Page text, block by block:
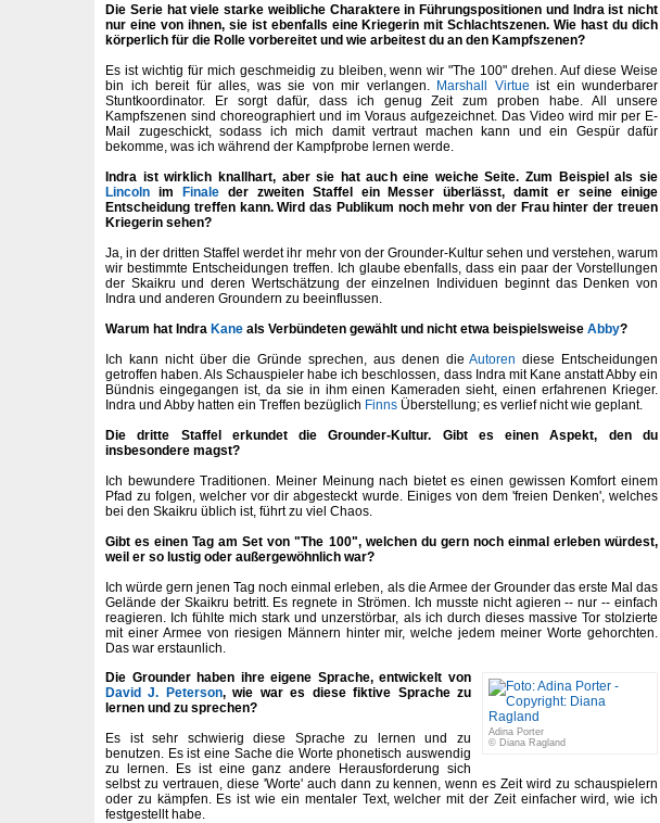
Die Serie hat viele starke weibliche Charaktere in Führungspositionen und Indra ist nicht
nur eine von ihnen, sie ist ebenfalls eine Kriegerin mit Schlachtszenen. Wie hast du dich
körperlich für die Rolle vorbereitet und wie arbeitest du an den Kampfszenen?
Es ist wichtig für mich geschmeidig zu bleiben, wenn wir "The 100" drehen. Auf diese Weise
bin ich bereit für alles, was sie von mir verlangen. Marshall Virtue ist ein wunderbarer
Stuntkoordinator. Er sorgt dafür, dass ich genug Zeit zum proben habe. All unsere
Kampfszenen sind choreographiert und im Voraus aufgezeichnet. Das Video wird mir per E-
Mail zugeschickt, sodass ich mich damit vertraut machen kann und ein Gespür dafür
bekomme, was ich während der Kampfprobe lernen werde.
Indra ist wirklich knallhart, aber sie hat auch eine weiche Seite. Zum Beispiel als sie
Lincoln im Finaleder zweiten Staffel ein Messer überlässt, damit er seine einige
Entscheidung treffen kann. Wird das Publikum noch mehr von der Frau hinter der treuen
Kriegerin sehen?
Ja, in der dritten Staffel werdet ihr mehr von der Grounder-Kultur sehen und verstehen, warum
wir bestimmte Entscheidungen treffen. Ich glaube ebenfalls, dass ein paar der Vorstellungen
der Skaikru und deren Wertschätzung der einzelnen Individuen beginnt das Denken von
Indra und anderen Groundern zu beeinflussen.
Warum hat Indra Kane als Verbündeten gewählt und nicht etwa beispielsweise Abby?
Ich kann nicht über die Gründe sprechen, aus denen dieAutoren diese Entscheidungen
getroffen haben. Als Schauspieler habe ich beschlossen, dass Indra mit Kane anstatt Abby ein
Bündnis eingegangen ist, da sie in ihm einen Kameraden sieht, einen erfahrenen Krieger.
Indra und Abby hatten ein Treffen bezüglich Finns Überstellung; es verlief nicht wie geplant.
Die dritte Staffel erkundet die Grounder-Kultur. Gibt es einen Aspekt, den du
insbesondere magst?
Ich bewundere Traditionen. Meiner Meinung nach bietet es einen gewissen Komfort einem
Pfad zu folgen, welcher vor dir abgesteckt wurde. Einiges von dem 'freien Denken', welches
bei den Skaikru üblich ist, führt zu viel Chaos.
Gibt es einen Tag am Set von "The 100", welchen du gern noch einmal erleben würdest,
weil er so lustig oder außergewöhnlich war?
Ich würde gern jenen Tag noch einmal erleben, als die Armee der Grounder das erste Mal das
Gelände der Skaikru betritt. Es regnete in Strömen. Ich musste nicht agieren -- nur -- einfach
reagieren. Ich fühlte mich stark und unzerstörbar, als ich durch dieses massive Tor stolzierte
mit einer Armee von riesigen Männern hinter mir, welche jedem meiner Worte gehorchten.
Das war erstaunlich.
Adina Porter
© Diana Ragland
Die Grounder haben ihre eigene Sprache, entwickelt von
David J. Peterson, wie war es diese fiktive Sprache zu
lernen und zu sprechen?
Es ist sehr schwierig diese Sprache zu lernen und zu
benutzen. Es ist eine Sache die Worte phonetisch auswendig
zu lernen. Es ist eine ganz andere Herausforderung sich
selbst zu vertrauen, diese 'Worte' auch dann zu kennen, wenn es Zeit wird zu schauspielern
oder zu kämpfen. Es ist wie ein mentaler Text, welcher mit der Zeit einfacher wird, wie ich
festgestellt habe.